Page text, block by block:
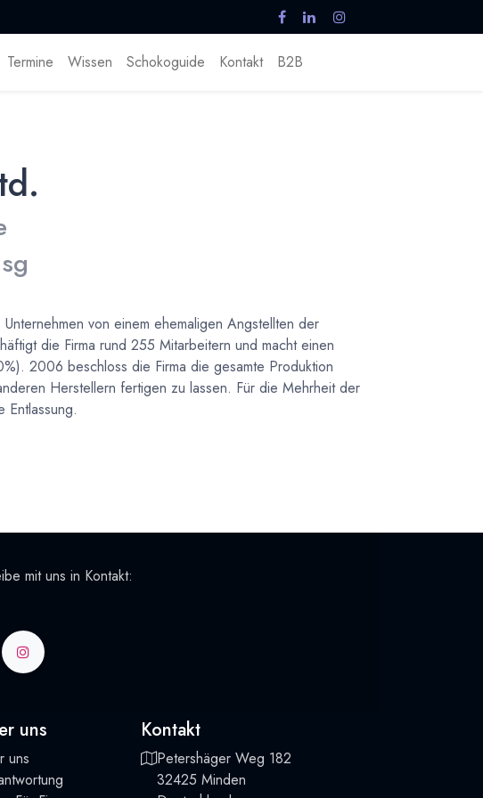
Termine Wissen Schokoguide Kontakt B2B
von einem ehemaligen Angstellten der
die Firma rund 255 Mitarbeitern und macht einen
2006 beschloss die Firma die gesamte Produktion
Herstellern fertigen zu lassen. Für die Mehrheit der
mit uns in Kontakt:
uns
uns
Kontakt
Petershäger Weg 182
32425 Minden